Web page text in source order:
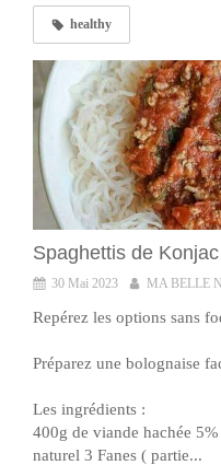
healthy
Spaghettis de
30 Mai 2023 MA BELLE
Repérez les options sans
Préparez une bolognaise
Les ingrédients :
400g de viande hachée
naturel 3 Fanes ( partie...